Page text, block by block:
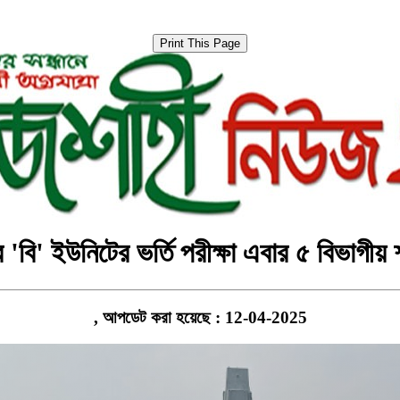
'বি' ইউনিটের ভর্তি পরীক্ষা এবার ৫ বিভাগীয়
, আপডেট করা হয়েছে : 12-04-2025